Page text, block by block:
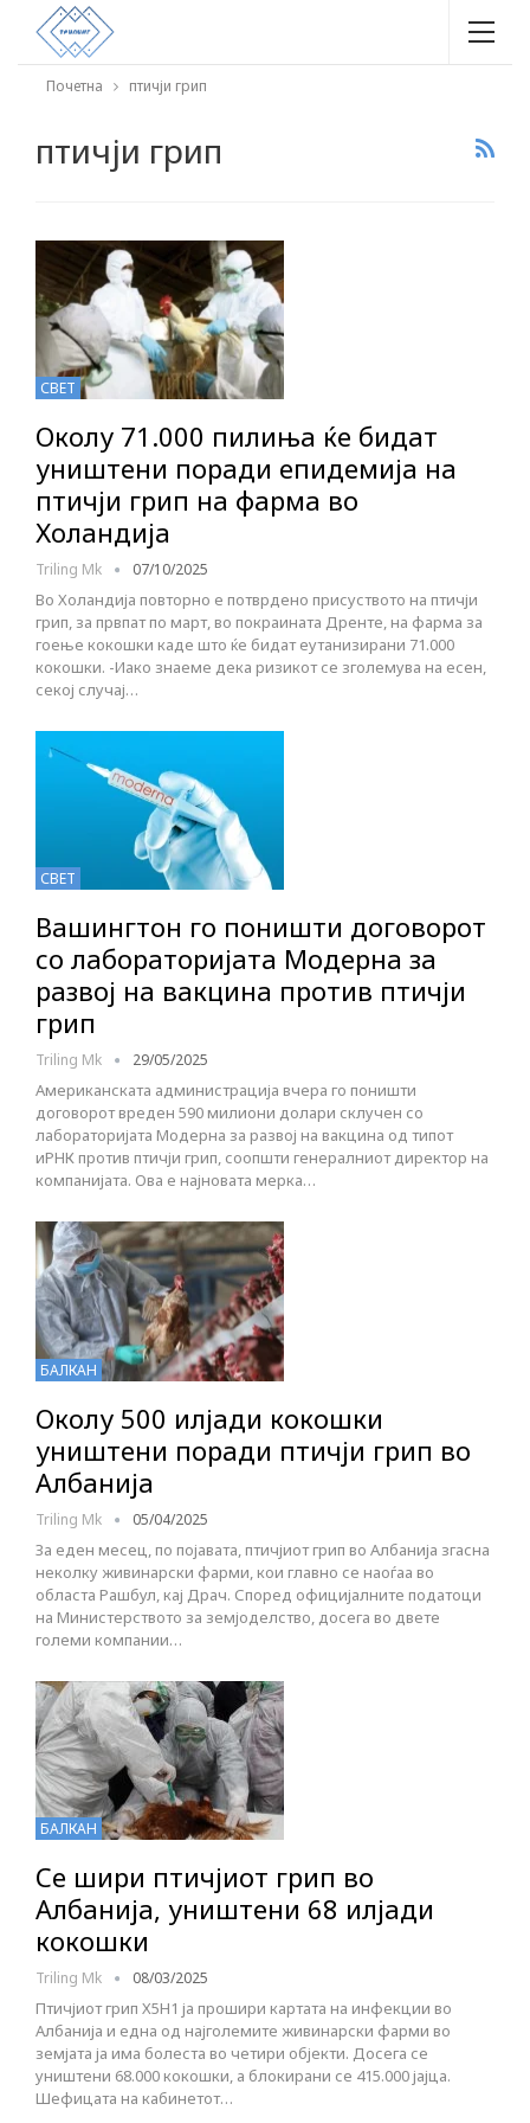
Почетна птичји грип
птичји грип
СВЕТ
Околу 71.000 пилиња ќе бидат
уништени поради епидемија на
птичји грип на фарма во
Холандија
Triling Mk 07/10/2025
Во Холандија повторно е потврдено присуството на птичји
грип, за првпат по март, во покраината Дренте, на фарма за
гоење кокошки каде што ќе бидат еутанизирани 71.000
кокошки. -Иако знаеме дека ризикот се зголемува на есен,
секој случај…
СВЕТ
Вашингтон го поништи договорот
со лабораторијата Модерна за
развој на вакцина против птичји
грип
Triling Mk 29/05/2025
Американската администрација вчера го поништи
договорот вреден 590 милиони долари склучен со
лабораторијата Модерна за развој на вакцина од типот
иРНК против птичји грип, соопшти генералниот директор на
компанијата. Ова е најновата мерка…
БАЛКАН
Околу 500 илјади кокошки
уништени поради птичји грип во
Албанија
Triling Mk 05/04/2025
За еден месец, по појавата, птичјиот грип во Албанија згасна
неколку живинарски фарми, кои главно се наоѓаа во
областа Рашбул, кај Драч. Според официјалните податоци
на Министерството за земјоделство, досега во двете
големи компании…
БАЛКАН
Се шири птичјиот грип во
Албанија, уништени 68 илјади
кокошки
Triling Mk 08/03/2025
Птичјиот грип Х5Н1 ја прошири картата на инфекции во
Албанија и една од најголемите живинарски фарми во
земјата ја има болеста во четири објекти. Досега се
уништени 68.000 кокошки, а блокирани се 415.000 јајца.
Шефицата на кабинетот…